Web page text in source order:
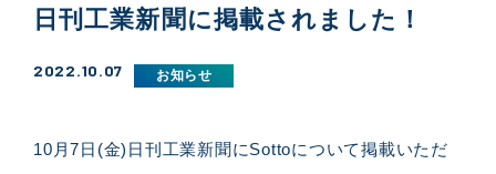
日刊工業新聞に掲載されました！
2022.10.07 お知らせ
10月7日(金)日刊工業新聞にSottoについて掲載いただ